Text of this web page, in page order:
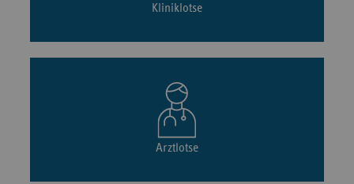
Kliniklotse
Arztlotse